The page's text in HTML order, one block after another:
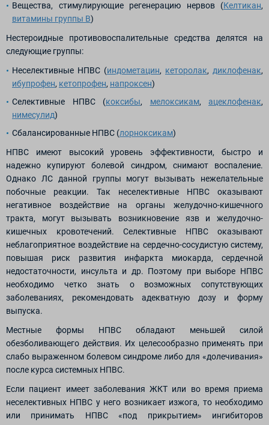
Вещества, стимулирующие регенерацию нервов (Келтикан,
витамины группы В)
Нестероидные противовоспалительные средства делятся на
следующие группы:
Неселективные НПВС (индометацин, кеторолак, диклофенак,
ибупрофен, кетопрофен, напроксен)
Селективные НПВС (коксибы, мелоксикам, ацеклофенак,
нимесулид)
Сбалансированные НПВС (лорноксикам)
НПВС имеют высокий уровень эффективности, быстро и
надежно купируют болевой синдром, снимают воспаление.
Однако ЛС данной группы могут вызывать нежелательные
побочные реакции. Так неселективные НПВС оказывают
негативное воздействие на органы желудочно-кишечного
тракта, могут вызывать возникновение язв и желудочно-
кишечных кровотечений. Селективные НПВС оказывают
неблагоприятное воздействие на сердечно-сосудистую систему,
повышая риск развития инфаркта миокарда, сердечной
недостаточности, инсульта и др. Поэтому при выборе НПВС
необходимо четко знать о возможных сопутствующих
заболеваниях, рекомендовать адекватную дозу и форму
выпуска.
Местные формы НПВС обладают меньшей силой
обезболивающего действия. Их целесообразно применять при
слабо выраженном болевом синдроме либо для «долечивания»
после курса системных НПВС.
Если пациент имеет заболевания ЖКТ или во время приема
неселективных НПВС у него возникает изжога, то необходимо
или принимать НПВС «под прикрытием» ингибиторов